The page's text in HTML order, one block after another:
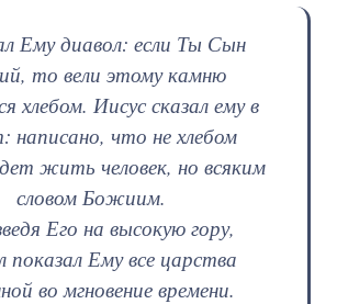
Ему диавол: если Ты Сын
то вели этому камню
хлебом. Иисус сказал ему в
написано, что не хлебом
жить человек, но всяким
словом Божиим.
Его на высокую гору,
показал Ему все царства
во мгновение времени.